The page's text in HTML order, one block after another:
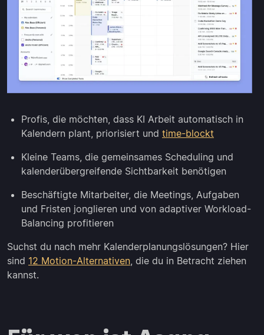
Profis, die möchten, dass KI Arbeit automatisch in
Kalendern plant, priorisiert und time-blockt
Kleine Teams, die gemeinsames Scheduling und
kalenderübergreifende Sichtbarkeit benötigen
Beschäftigte Mitarbeiter, die Meetings, Aufgaben
und Fristen jonglieren und von adaptiver Workload-
Balancing profitieren
Suchst du nach mehr Kalenderplanungslösungen? Hier
sind 12 Motion-Alternativen, die du in Betracht ziehen
kannst.